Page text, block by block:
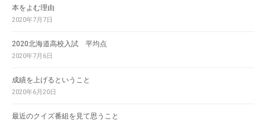
本をよむ理由
2020年7月7日
2020北海道高校入試 平均点
2020年7月6日
成績を上げるということ
2020年6月20日
最近のクイズ番組を見て思うこと